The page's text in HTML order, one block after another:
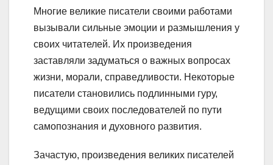
Многие великие писатели своими работами
вызывали сильные эмоции и размышления у
своих читателей. Их произведения
заставляли задуматься о важных вопросах
жизни, морали, справедливости. Некоторые
писатели становились подлинными гуру,
ведущими своих последователей по пути
самопознания и духовного развития.
Зачастую, произведения великих писателей